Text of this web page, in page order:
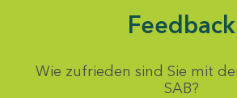
Feedback
Wie zufrieden sind Sie mit
SAB?